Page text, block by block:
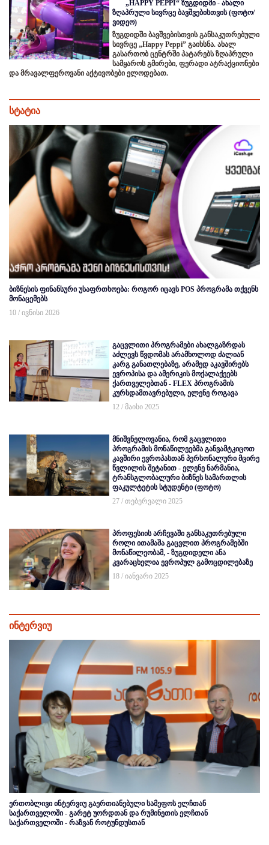
„HAPPY PEPPI“ ზუგდიდში - ახალი
ზღაპრული სივრცე ბავშვებისთვის (ფოტო/
ვიდეო)
ზუგდიდში ბავშვებისთვის განსაკუთრებული
სივრცე „Happy Peppi” გაიხსნა. ახალ
გასართობ ცენტრში პატარებს ზღაპრული
სამყაროს გმირები, ფერადი ატრაქციონები
და მრავალფეროვანი აქტივობები ელოდებათ.
სტატია
ბიზნესის ფინანსური უსაფრთხოება: როგორ იცავს POS პროგრამა თქვენს
მონაცემებს
10 / ივნისი 2026
გაცვლითი პროგრამები ახალგაზრდას
აძლევს წვდომას არამხოლოდ ძალიან
კარგ განათლებაზე, არამედ აკავშირებს
ევროპისა და ამერიკის მოქალაქეებს
ქართველებთან - FLEX პროგრამის
კურსდამთავრებული, ელენე როგავა
12 / მაისი 2025
მნიშვნელოვანია, რომ გაცვლითი
პროგრამის მონაწილეებმა განვამტკიცოთ
კავშირი ევროპასთან პერსონალური მცირე
წვლილის შეტანით - ელენე ნარმანია,
ტრანსგლობალური ბიზნეს სამართლის
ფაკულტეტის სტუდენტი (ფოტო)
27 / თებერვალი 2025
პროფესიის არჩევაში განსაკუთრებული
როლი ითამაშა გაცვლით პროგრამებში
მონაწილეობამ, - ზუგდიდელი ანა
კვარაცხელია ევროპულ გამოცდილებაზე
18 / იანვარი 2025
ინტერვიუ
ერთობლივი ინტერვიუ გაერთიანებული სამეფოს ელჩთან
საქართველოში - გარეტ უორდთან და რუმინეთის ელჩთან
საქართველოში - რაზვან როტუნდუსთან